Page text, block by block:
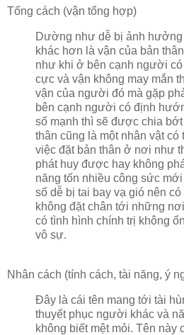
Tổng cách (vận tổng hợp)
Dường như dễ bị ảnh
khác hơn là vận của bản
như khi ở bên cạnh người
cực và vận không may mắn
vận của người đó mà gặp
bên cạnh người có định
số mạnh thì sẽ được chia
thân cũng là một nhân vật
việc đặt bản thân ở nơi như
phát huy được hay không
năng tốn nhiều công sức
số dễ bị tai bay vạ gió nên
không đặt chân tới những
có tình hình chính trị không
vô sự.
Nhân cách (tính cách, tài năng, ý
Đây là cái tên mang tới tài
thuyết phục người khác và
không biết mệt mỏi. Tên này